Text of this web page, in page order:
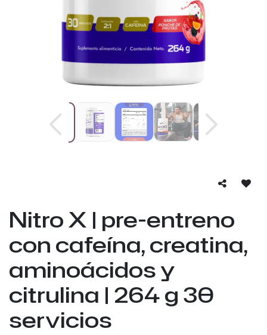
Nitro X | pre-entreno
con cafeína, creatina,
aminoácidos y
citrulina | 264 g 30
servicios